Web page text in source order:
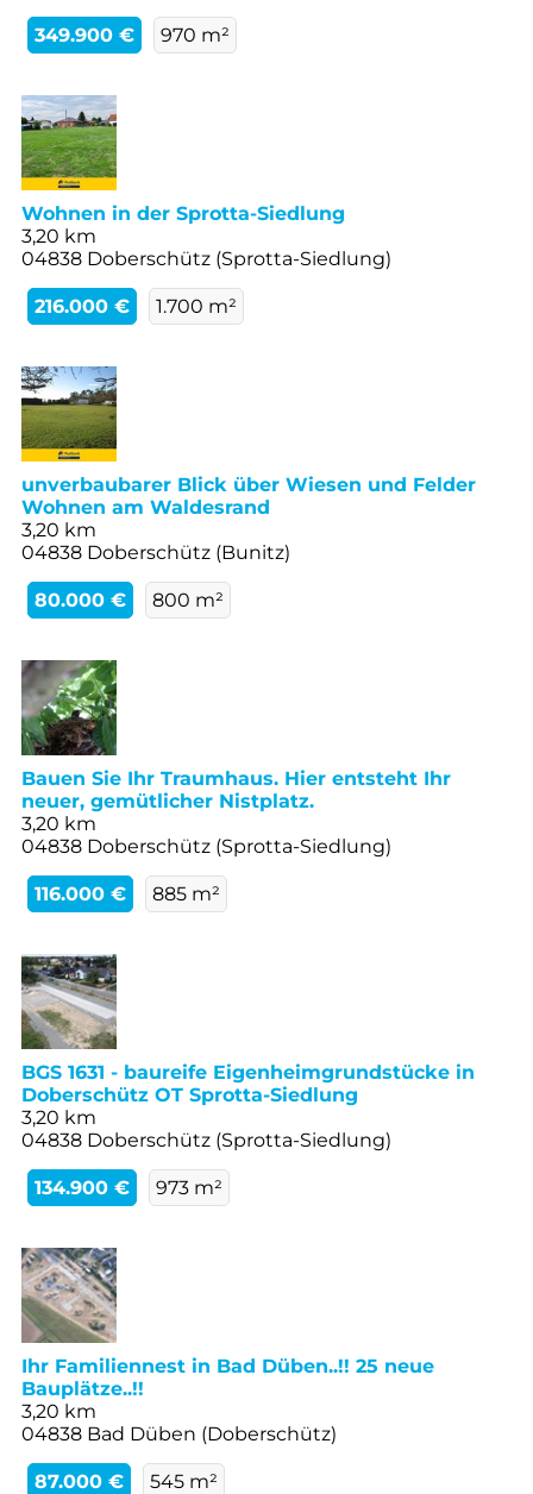
349.900 € 970 m²
Wohnen in der Sprotta-Siedlung
3,20 km
04838 Doberschütz (Sprotta-Siedlung)
216.000 € 1.700 m²
unverbaubarer Blick über Wiesen und Felder
Wohnen am Waldesrand
3,20 km
04838 Doberschütz (Bunitz)
80.000 € 800 m²
Bauen Sie Ihr Traumhaus. Hier entsteht Ihr
neuer, gemütlicher Nistplatz.
3,20 km
04838 Doberschütz (Sprotta-Siedlung)
116.000 € 885 m²
BGS 1631 - baureife Eigenheimgrundstücke in
Doberschütz OT Sprotta-Siedlung
3,20 km
04838 Doberschütz (Sprotta-Siedlung)
134.900 € 973 m²
Ihr Familiennest in Bad Düben..!! 25 neue
Bauplätze..!!
3,20 km
04838 Bad Düben (Doberschütz)
87.000 € 545 m²